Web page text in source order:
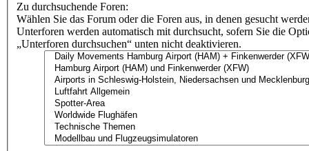
Zu durchsuchende Foren:
Wählen Sie das Forum oder die Foren aus, in denen gesucht
Unterforen werden automatisch mit durchsucht, sofern Sie die
„Unterforen durchsuchen“ unten nicht deaktivieren.